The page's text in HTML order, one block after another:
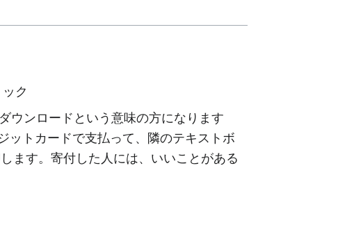
ク
ウンロードという意味の方になります
ットカードで支払って、隣のテキストボ
ます。寄付した人には、いいことがある